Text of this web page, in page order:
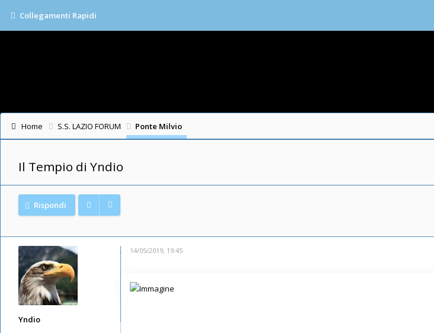
Collegamenti Rapidi
Home S.S. LAZIO FORUM Ponte Milvio
Il Tempio di Yndio
Rispondi
Yndio
14/05/2019, 19:45